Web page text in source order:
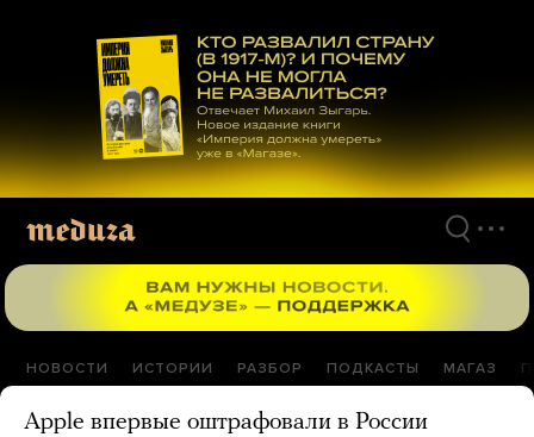
материалам
НОВОСТИ ИСТОРИИ РАЗБОР ПОДКАСТЫ МАГАЗ
Apple впервые оштрафовали в России